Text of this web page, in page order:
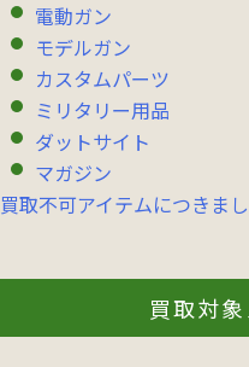
電動ガン
モデルガン
カスタムパーツ
ミリタリー用品
ダットサイト
マガジン
買取不可アイテムにつきま
買取対